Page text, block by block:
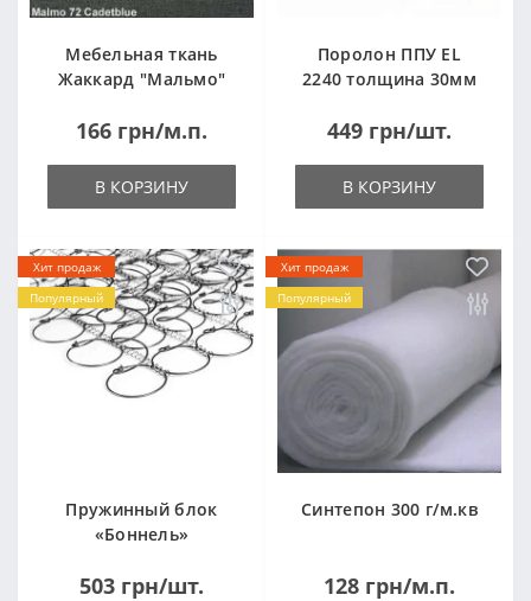
Мебельная ткань
Жаккард "Мальмо"
166 грн/м.п.
В КОРЗИНУ
Поролон ППУ EL
2240 толщина 30мм
(1000x2000мм)
449 грн/шт.
В КОРЗИНУ
Хит продаж
Популярный
Пружинный блок
«Боннель»
503 грн/шт.
Хит продаж
Популярный
Синтепон 300 г/м.кв
128 грн/м.п.